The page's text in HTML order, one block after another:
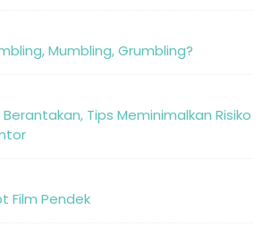
Mumbling, Grumbling?
Tips Meminimalkan Risiko
Film Pendek